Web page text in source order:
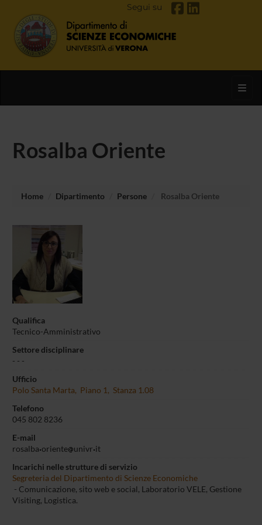
Segui su
Rosalba Oriente
Home Dipartimento Persone Rosalba Oriente
Qualifica
Tecnico-Amministrativo
Settore disciplinare
- - -
Ufficio
Polo Santa Marta, Piano 1, Stanza 1.08
Telefono
045 802 8236
E-mail
rosalba oriente univr it
Incarichi nelle strutture di servizio
Segreteria del Dipartimento di Scienze Economiche
- Comunicazione, sito web e social, Laboratorio VELE, Gestione
Visiting, Logistica.